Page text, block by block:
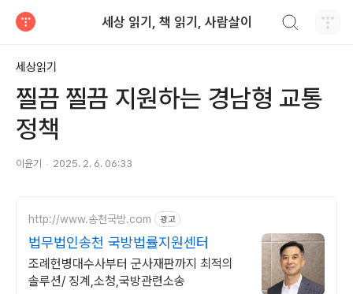
세상 읽기, 책 읽기, 사람살이
세상읽기
찔끔 찔끔 지원하는 경남형 교통
정책
이윤기 2025. 2. 6. 06:33
http://www.송천국방.com 광고
법무법인송천 국방법률지원센터
조례헌병대수사부터 군사재판까지 최적의
솔루션/ 징계,소청,국방관련소송